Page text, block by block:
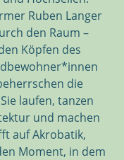
Ruben Langer
den Raum –
Köpfen des
die
laufen, tanzen
und machen
auf Akrobatik,
Moment, in dem